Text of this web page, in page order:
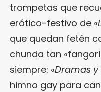
trompetas que
erótico-festivo de «
que quedan fetén
chunda tan
siempre: «Dramas
himno gay para